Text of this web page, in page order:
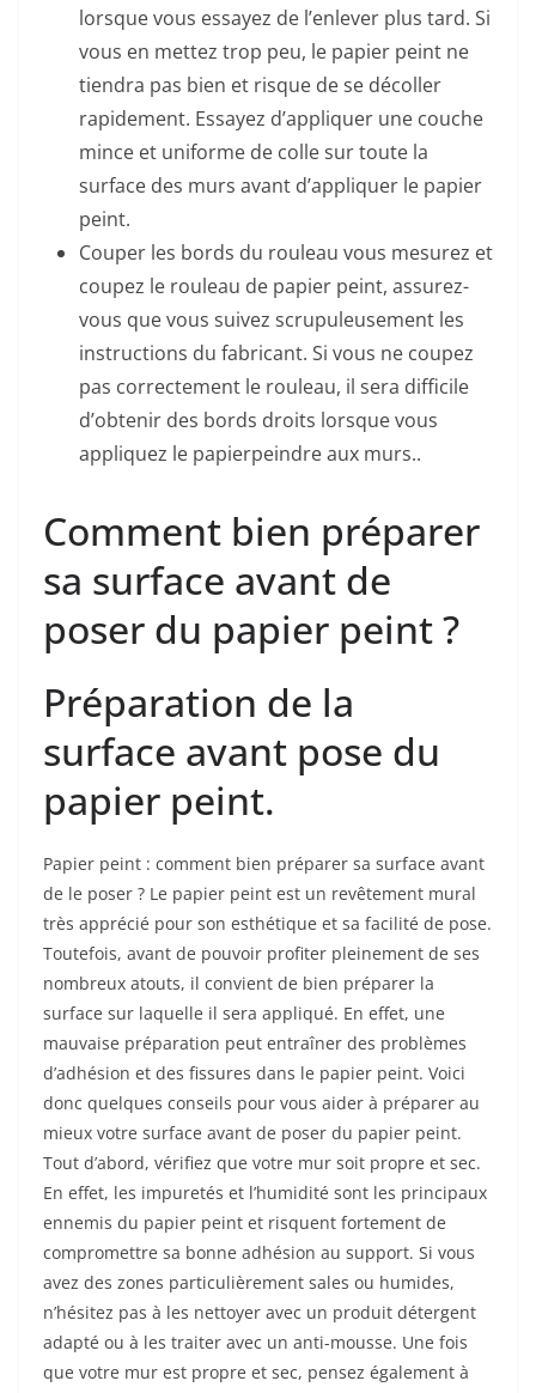
lorsque vous essayez de l’enlever plus tard. Si
vous en mettez trop peu, le papier peint ne
tiendra pas bien et risque de se décoller
rapidement. Essayez d’appliquer une couche
mince et uniforme de colle sur toute la
surface des murs avant d’appliquer le papier
peint.
Couper les bords du rouleau vous mesurez et
coupez le rouleau de papier peint, assurez-
vous que vous suivez scrupuleusement les
instructions du fabricant. Si vous ne coupez
pas correctement le rouleau, il sera difficile
d’obtenir des bords droits lorsque vous
appliquez le papierpeindre aux murs..
Comment bien préparer
sa surface avant de
poser du papier peint ?
Préparation de la
surface avant pose du
papier peint.
Papier peint : comment bien préparer sa surface avant
de le poser ? Le papier peint est un revêtement mural
très apprécié pour son esthétique et sa facilité de pose.
Toutefois, avant de pouvoir profiter pleinement de ses
nombreux atouts, il convient de bien préparer la
surface sur laquelle il sera appliqué. En effet, une
mauvaise préparation peut entraîner des problèmes
d’adhésion et des fissures dans le papier peint. Voici
donc quelques conseils pour vous aider à préparer au
mieux votre surface avant de poser du papier peint.
Tout d’abord, vérifiez que votre mur soit propre et sec.
En effet, les impuretés et l’humidité sont les principaux
ennemis du papier peint et risquent fortement de
compromettre sa bonne adhésion au support. Si vous
avez des zones particulièrement sales ou humides,
n’hésitez pas à les nettoyer avec un produit détergent
adapté ou à les traiter avec un anti-mousse. Une fois
que votre mur est propre et sec, pensez également à